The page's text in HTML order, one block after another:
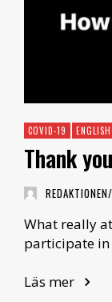
COVID-19 ENGLISH
Thank
What really
participate
Läs mer